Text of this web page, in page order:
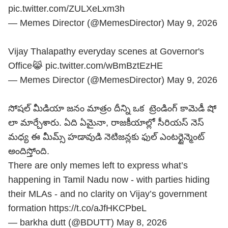
pic.twitter.com/ZULXeLxm3h
— Memes Director (@MemesDirector) May 9, 2026
Vijay Thalapathy everyday scenes at Governor's
Office😹 pic.twitter.com/wBmBztEzHE
— Memes Director (@MemesDirector) May 9, 2026
సోషల్ మీడియా జనం మాత్రం దీన్ని ఒక ట్రెండింగ్ కామెడీ షో
లా మార్చేశారు. ఏది ఏమైనా, రాజకీయాల్లో సీరియస్ నెస్
మధ్య ఈ మీమ్స్ హడావుడి నెటిజన్లకు ఫుల్ ఎంటర్టైన్మెంట్
అందిస్తోంది.
There are only memes left to express what’s
happening in Tamil Nadu now - with parties hiding
their MLAs - and no clarity on Vijay’s government
formation https://t.co/aJfHKCPbeL
— barkha dutt (@BDUTT) May 8, 2026